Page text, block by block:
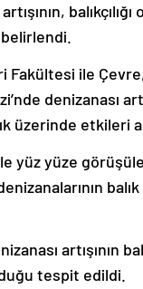
ile
denizanası
üzerinde etkileri
yüz yüze
artışının
tespit edildi.